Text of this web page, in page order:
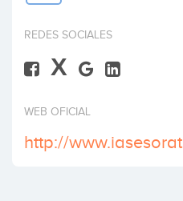
REDES SOCIALES
X
WEB OFICIAL
http://